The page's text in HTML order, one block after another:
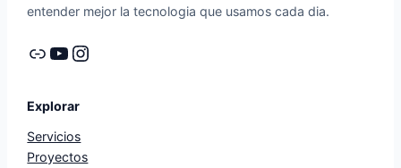
entender mejor la tecnologia que usamos cada dia.
Enlace YouTube Instagram
Explorar
Servicios
Proyectos